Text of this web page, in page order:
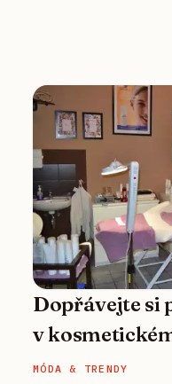
Dopřávejte si
v
MÓDA & TRENDY